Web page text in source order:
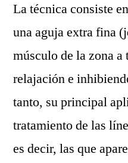
La técnica consiste
una aguja extra fina
músculo de la zona
relajación e
tanto, su principal
tratamiento de las
es decir, las que